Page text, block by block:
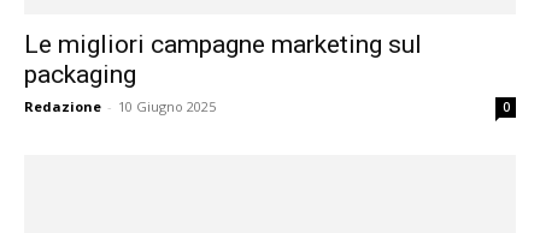
Le migliori campagne marketing sul
packaging
Redazione - 10 Giugno 2025 0